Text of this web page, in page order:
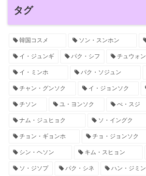
タグ
韓国コスメ ソン・スンホン
イ・ジュンギ パク・シフ チュウォン
イ・ミンホ パク・ソジュン
チャン・グンソク イ・ジョンソク
チソン ユ・ヨンソク ぺ・スジ
ナム・ジュヒョク ソ・イングク
チョン・ギョンホ チョ・ジョンソク
シン・ヘソン キム・スヒョン
ソ・ジソプ パク・シネ ハン・ジミン